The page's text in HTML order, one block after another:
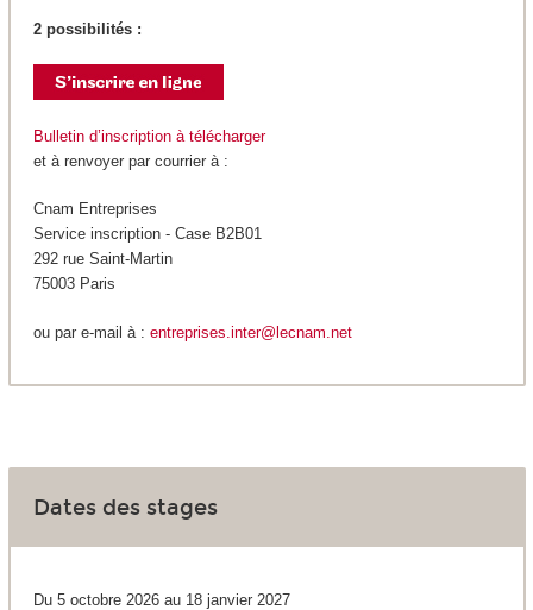
2 possibilités :
Bulletin d’inscription à télécharger
et à renvoyer par courrier à :
Cnam Entreprises
Service inscription - Case B2B01
292 rue Saint-Martin
75003 Paris
ou par e-mail à : entreprises.inter@lecnam.net
Dates des stages
Du 5 octobre 2026 au 18 janvier 2027